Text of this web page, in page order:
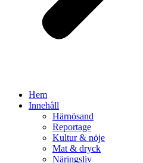
Hem
Innehåll
Härnösand
Reportage
Kultur & nöje
Mat & dryck
Näringsliv